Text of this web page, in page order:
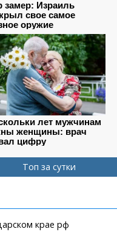
Топ за сутки
крае рф